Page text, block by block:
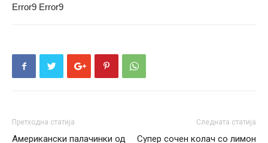
Error9 Error9
Претходна статија
Американски палачинки од
Следната статија
Супер сочен колач со лимон